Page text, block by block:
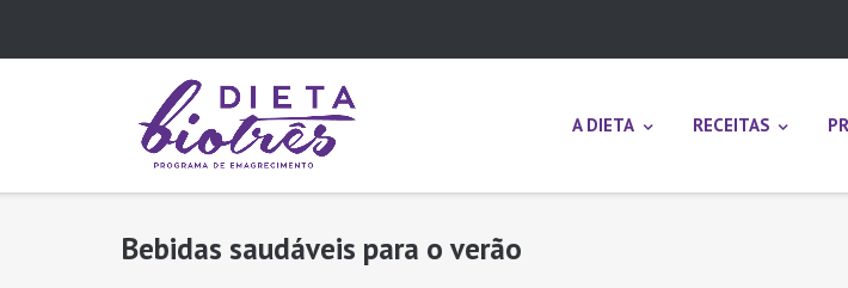
A DIETA RECEITAS
Bebidas saudáveis para o verão